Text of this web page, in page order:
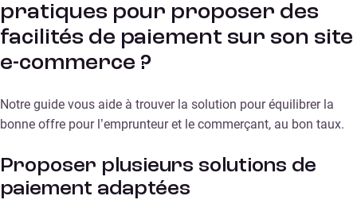
pratiques pour proposer des
facilités de paiement sur son site
e-commerce ?
Notre guide vous aide à trouver la solution pour équilibrer la
bonne offre pour l’emprunteur et le commerçant, au bon taux.
Proposer plusieurs solutions de
paiement adaptées